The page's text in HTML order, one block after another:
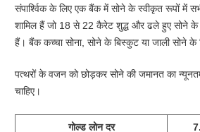
संपार्श्विक के लिए एक बैंक में सोने के स्वीकृत रूपों में
शामिल हैं जो 18 से 22 कैरेट शुद्ध और ढले हुए सोने
हैं। बैंक कच्चा सोना, सोने के बिस्कुट या जाली सोने के
पत्थरों के वजन को छोड़कर सोने की जमानत का
चाहिए।
गोल्ड लोन दर